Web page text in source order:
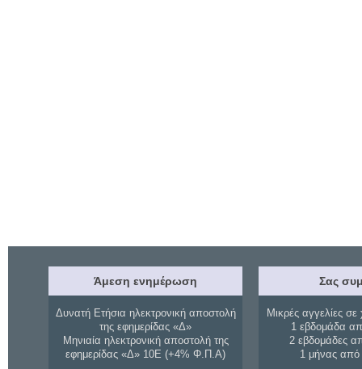
Άμεση ενημέρωση
Δυνατή Ετήσια ηλεκτρονική αποστολή
της εφημερίδας «Δ»
Μηνιαία ηλεκτρονική αποστολή της
εφημερίδας «Δ» 10Ε (+4% Φ.Π.Α)
Σας
Μικρές αγγελίες σε
1 εβδομάδα
2 εβδομάδες
1 μήνας